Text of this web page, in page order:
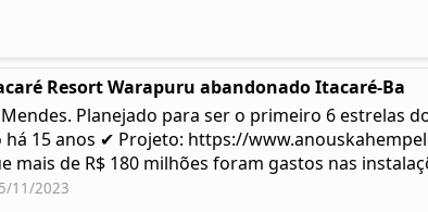
Resort Warapuru abandonado Itacaré-Ba
Planejado para ser o primeiro 6 estrelas
há 15 anos ✔ Projeto: https://
mais de R$ 180 milhões foram gastos nas
11/2023